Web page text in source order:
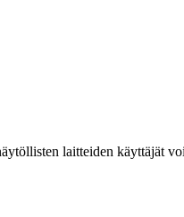
laitteiden käyttäjät